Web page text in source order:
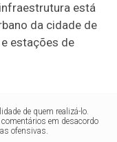
está
da cidade de
estações de
de quem realizá-lo.
em desacordo
ofensivas.